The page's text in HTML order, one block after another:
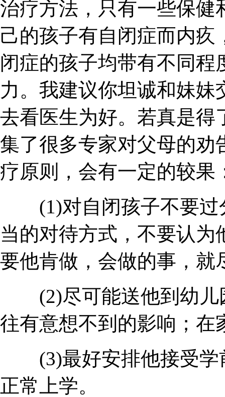
治疗方法，只有一些保健
己的孩子有自闭症而内
闭症的孩子均带有不同
力。我建议你坦诚和妹
去看医生为好。若真是得
集了很多专家对父母的劝
疗原则，会有一定的较果
(1)对自闭孩子不要过
当的对待方式，不要认
要他肯做，会做的事，就
(2)尽可能送他到幼儿
往有意想不到的影响；在
(3)最好安排他接受学
正常上学。